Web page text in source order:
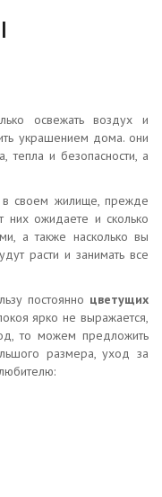
освежать воздух и
украшением дома. они
тепла и безопасности, а
в своем жилище, прежде
них ожидаете и сколько
а также насколько вы
расти и занимать все
постоянно цветущих
ярко не выражается,
то можем предложить
размера, уход за